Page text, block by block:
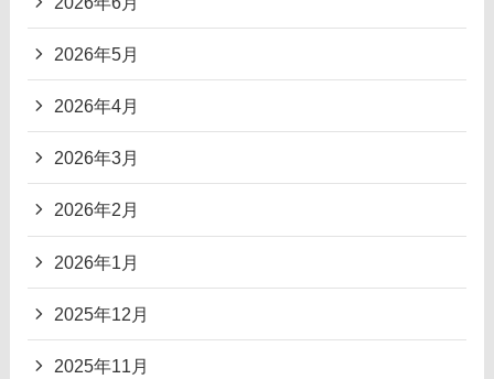
2026年5月
2026年4月
2026年3月
2026年2月
2026年1月
2025年12月
2025年11月